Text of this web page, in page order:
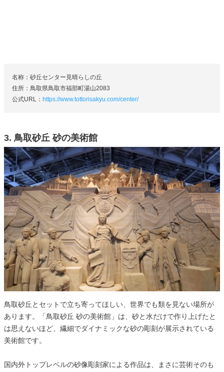
名称：砂丘センター見晴らしの丘
住所：鳥取県鳥取市福部町湯山2083
公式URL： https://www.tottorisakyu.com/center/
3. 鳥取砂丘 砂の美術館
鳥取砂丘とセットで立ち寄ってほしい、世界でも類を見ない場所が
あります。「鳥取砂丘 砂の美術館」は、砂と水だけで作り上げたと
は思えないほど、繊細でダイナミックな砂の彫刻が展示されている
美術館です。
国内外トップレベルの砂像彫刻家による作品は、まさに芸術そのも